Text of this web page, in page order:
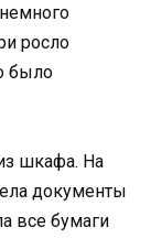
росло
было
шкафа. На
документы
все бумаги